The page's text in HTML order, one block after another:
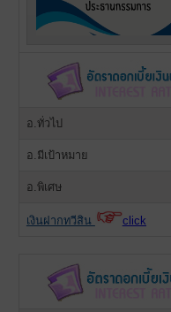
อ.ทั่วไป
อ.มีเป้าหมาย
อ.พิเศษ
เงินฝากทวีสิน click